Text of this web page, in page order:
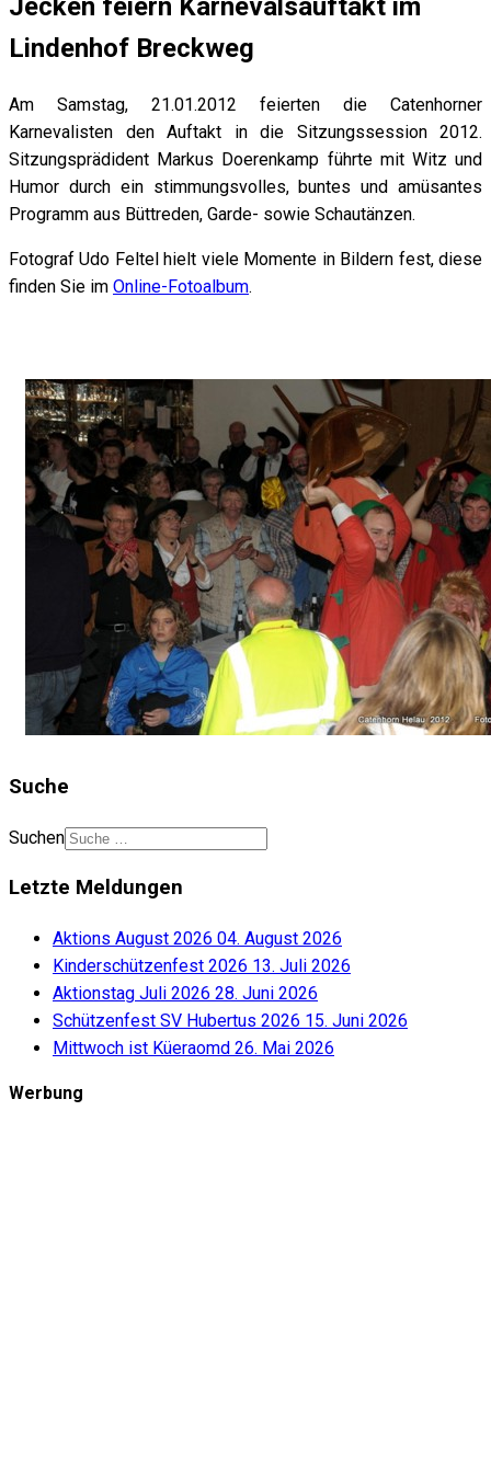
Jecken feiern Karnevalsauftakt im
Lindenhof Breckweg
Am Samstag, 21.01.2012 feierten die Catenhorner
Karnevalisten den Auftakt in die Sitzungssession 2012.
Sitzungsprädident Markus Doerenkamp führte mit Witz und
Humor durch ein stimmungsvolles, buntes und amüsantes
Programm aus Büttreden, Garde- sowie Schautänzen.
Fotograf Udo Feltel hielt viele Momente in Bildern fest, diese
finden Sie im Online-Fotoalbum.
Suche
Suchen
Letzte Meldungen
Aktions August 2026 04. August 2026
Kinderschützenfest 2026 13. Juli 2026
Aktionstag Juli 2026 28. Juni 2026
Schützenfest SV Hubertus 2026 15. Juni 2026
Mittwoch ist Küeraomd 26. Mai 2026
Werbung